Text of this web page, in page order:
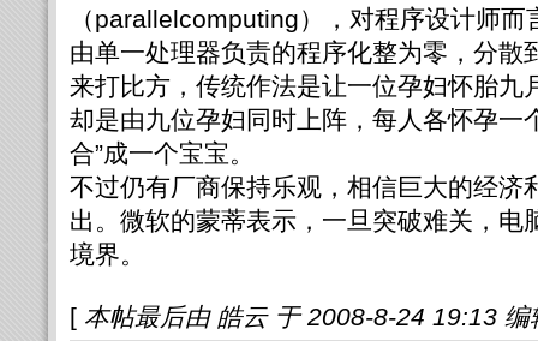
（parallelcomputing），对程序设计师
由单一处理器负责的程序化整为零，分散
来打比方，传统作法是让一位孕妇怀胎九
却是由九位孕妇同时上阵，每人各怀孕一
合”成一个宝宝。
不过仍有厂商保持乐观，相信巨大的经济
出。微软的蒙蒂表示，一旦突破难关，电
境界。
[本帖最后由 皓云 于 2008-8-24 19:13